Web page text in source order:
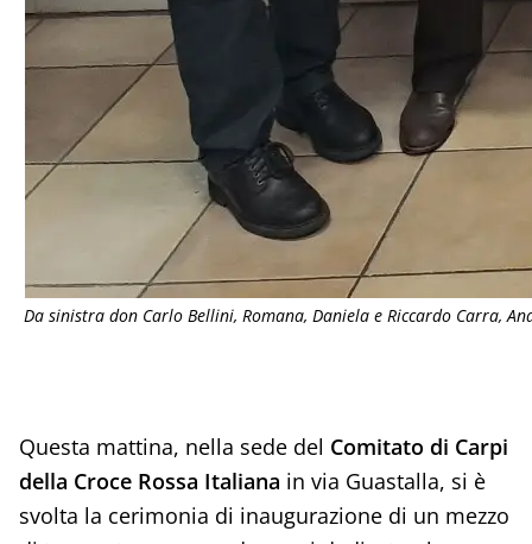
Da sinistra don Carlo Bellini, Romana, Daniela e Riccardo Carra,
Questa mattina, nella sede del Comitato di Carpi
della Croce Rossa Italiana in via Guastalla, si è
svolta la cerimonia di inaugurazione di un mezzo